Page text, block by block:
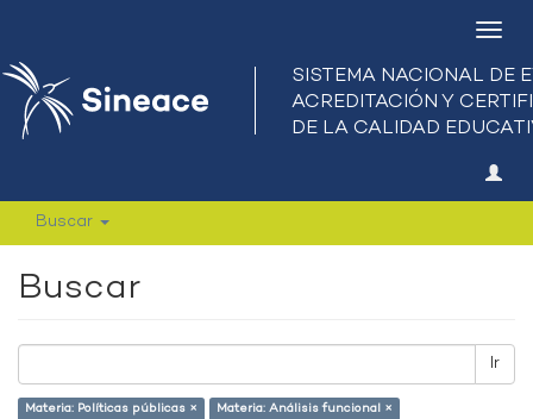
Buscar
Buscar
Ir
Materia: Políticas públicas ×
Materia: Análisis funcional ×